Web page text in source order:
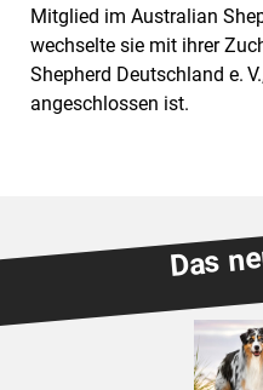
Mitglied im Australian
wechselte sie mit ihrer
Shepherd Deutschland e.
angeschlossen ist.
Das